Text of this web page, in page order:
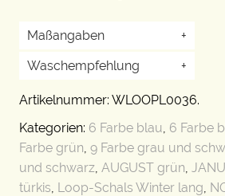
Maßangaben
+
Waschempfehlung
+
Artikelnummer: WLOOPL0036.
Kategorien: 6 Farbe blau 6 Farbe
Farbe grün 9 Farbe grau und
und schwarz AUGUST grün
türkis Loop-Schals Winter lang